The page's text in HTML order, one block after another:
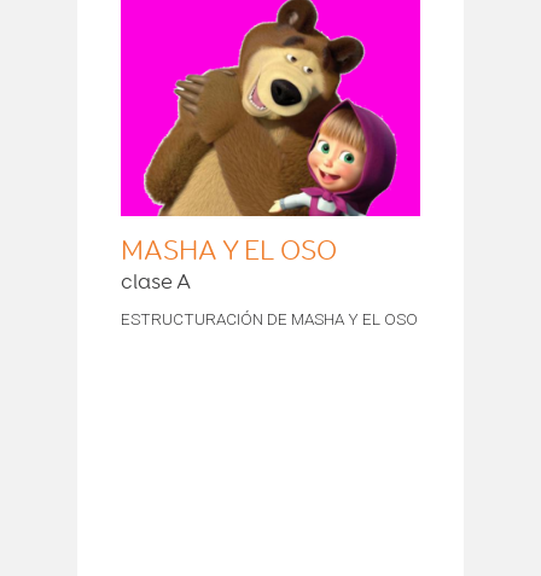
MASHA Y EL OSO
clase A
ESTRUCTURACIÓN DE MASHA Y EL OSO